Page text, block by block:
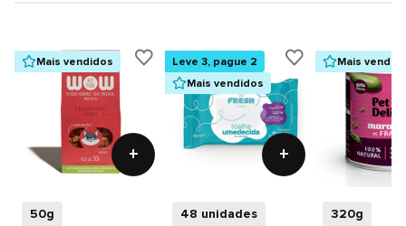
Mais vendidos
+
50g
Leve 3, pague 2
Mais vendidos
+
48 unidades
Mais
320g